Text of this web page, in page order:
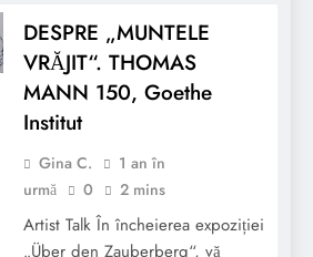
DESPRE „MUNTELE
VRĂJIT“. THOMAS
MANN 150, Goethe
Institut
Gina C.
1 an în
urmă
0 2 mins
Artist Talk În încheierea expoziției
„Über den Zauberberg“, vă